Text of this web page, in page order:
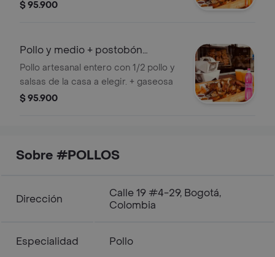
$ 95.900
Pollo y medio + postobón
manzana 1 l
Pollo artesanal entero con 1/2 pollo y
salsas de la casa a elegir. + gaseosa
$ 95.900
Sobre #POLLOS
Dirección
Calle 19 #4-29, Bogotá,
Colombia
Especialidad Pollo